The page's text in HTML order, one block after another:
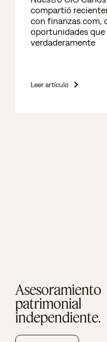
compartió
con finanzas.com,
oportunidades que
verdaderamente
Leer artículo
Asesoramiento
patrimonial
independiente.